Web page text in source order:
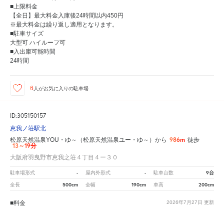
■上限料金
【全日】最大料金入庫後24時間以内450円
※最大料金は繰り返し適用となります。
■駐車サイズ
大型可 ハイルーフ可
■入出庫可能時間
24時間
6 人がお気に入りの駐車場
ID:305150157
恵我ノ荘駅北
松原天然温泉YOU・ゆ～（松原天然温泉ユー・ゆ～）から 986m 徒歩
13～19分
大阪府羽曳野市恵我之荘４丁目４ー３０
駐車場形式 - 屋内外形式 - 駐車台数 9台
全長 500cm 全幅 190cm 車高 200cm
2026年7月27日 更新
■料金